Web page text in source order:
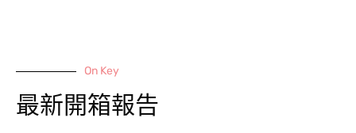
On Key
最新開箱報告